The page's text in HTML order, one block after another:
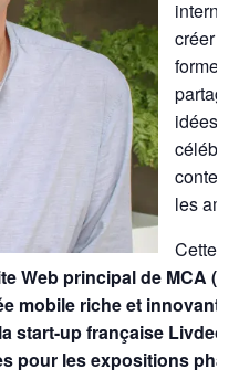
créer
forme
idées,
les
Cette
Web principal de MCA (
mobile riche et innovant (
start-up française Livdeo]
pour les expositions